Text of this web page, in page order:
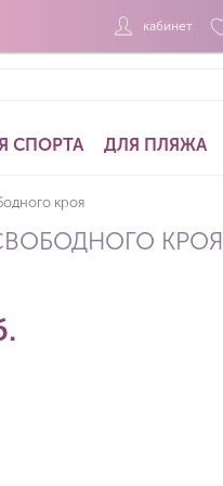
кабинет
СПОРТА ДЛЯ ПЛЯЖА
кроя
КРОЯ